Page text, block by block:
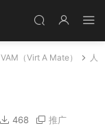
VAM（Virt A Mate）
人
468 推广